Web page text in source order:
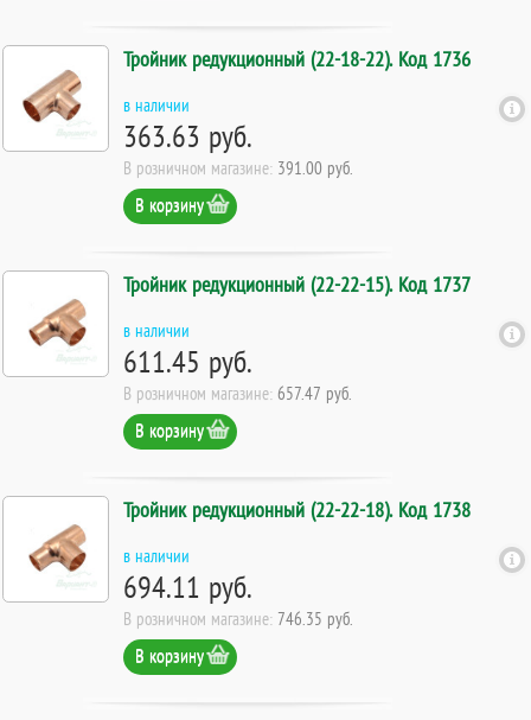
Тройник редукционный (22-18-22). Код 1736
в наличии
363.63 руб.
В розничном магазине: 391.00 руб.
В корзину
Тройник редукционный (22-22-15). Код 1737
в наличии
611.45 руб.
В розничном магазине: 657.47 руб.
В корзину
Тройник редукционный (22-22-18). Код 1738
в наличии
694.11 руб.
В розничном магазине: 746.35 руб.
В корзину